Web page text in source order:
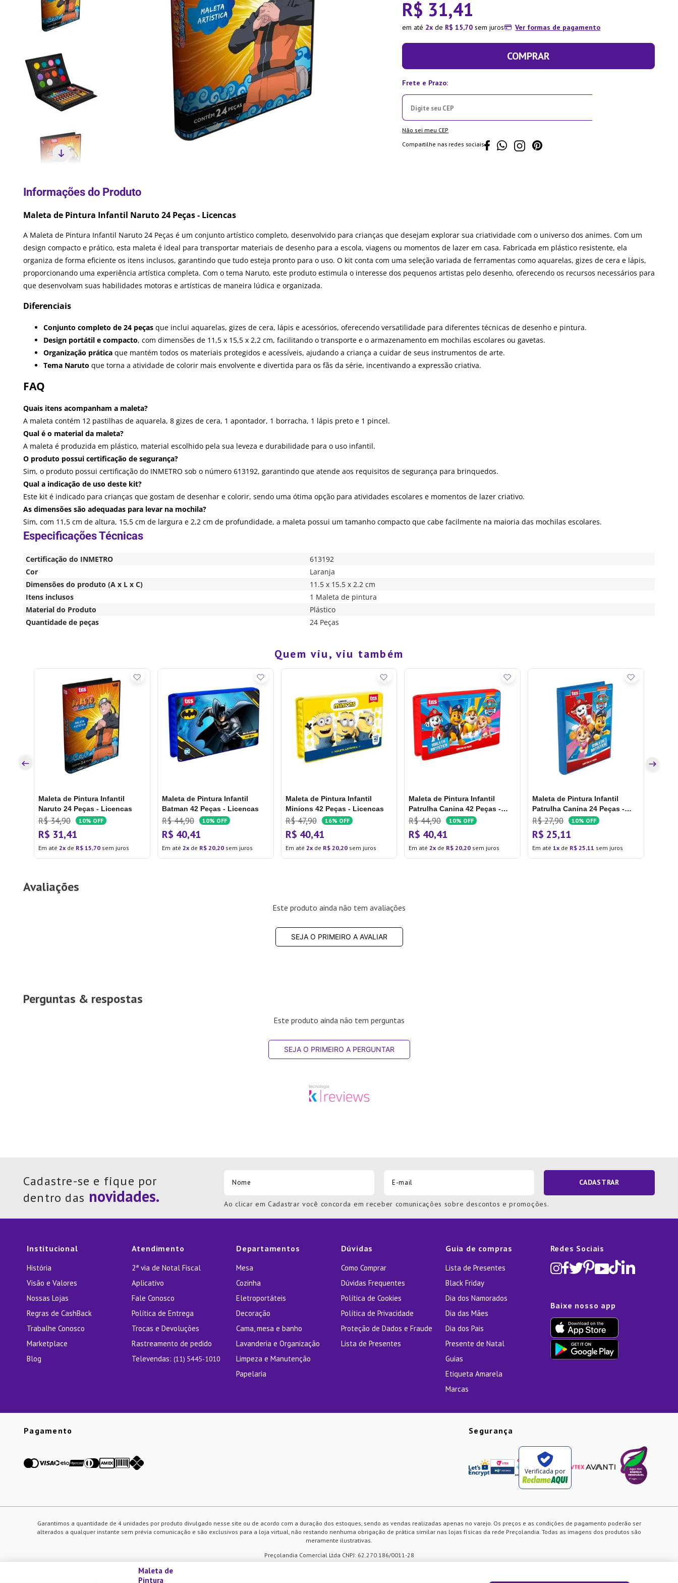
R$ 31,41
em até 2 de R$ 15,70 sem juros Ver formas de pagamento
COMPRAR
Não sei meu CEP
Compartilhe nas redes sociais
Maleta de Pintura Infantil Naruto 24 Peças - Licencas
A Maleta de Pintura Infantil Naruto 24 Peças é um conjunto artístico completo, desenvolvido para crianças que desejam explorar sua criatividade com o universo dos animes. Com um
design compacto e prático, esta maleta é ideal para transportar materiais de desenho para a escola, viagens ou momentos de lazer em casa. Fabricada em plástico resistente, ela
organiza de forma eficiente os itens inclusos, garantindo que tudo esteja pronto para o uso. O kit conta com uma seleção variada de ferramentas como aquarelas, gizes de cera e lápis,
proporcionando uma experiência artística completa. Com o tema Naruto, este produto estimula o interesse dos pequenos artistas pelo desenho, oferecendo os recursos necessários para
que desenvolvam suas habilidades motoras e artísticas de maneira lúdica e organizada.
Diferenciais
Conjunto completo de 24 peças que inclui aquarelas, gizes de cera, lápis e acessórios, oferecendo versatilidade para diferentes técnicas de desenho e pintura.
Design portátil e compacto, com dimensões de 11,5 x 15,5 x 2,2 cm, facilitando o transporte e o armazenamento em mochilas escolares ou gavetas.
Organização prática que mantém todos os materiais protegidos e acessíveis, ajudando a criança a cuidar de seus instrumentos de arte.
Tema Naruto que torna a atividade de colorir mais envolvente e divertida para os fãs da série, incentivando a expressão criativa.
FAQ
Quais itens acompanham a maleta?
A maleta contém 12 pastilhas de aquarela, 8 gizes de cera, 1 apontador, 1 borracha, 1 lápis preto e 1 pincel.
Qual é o material da maleta?
A maleta é produzida em plástico, material escolhido pela sua leveza e durabilidade para o uso infantil.
O produto possui certificação de segurança?
Sim, o produto possui certificação do INMETRO sob o número 613192, garantindo que atende aos requisitos de segurança para brinquedos.
Qual a indicação de uso deste kit?
Este kit é indicado para crianças que gostam de desenhar e colorir, sendo uma ótima opção para atividades escolares e momentos de lazer criativo.
As dimensões são adequadas para levar na mochila?
Sim, com 11,5 cm de altura, 15,5 cm de largura e 2,2 cm de profundidade, a maleta possui um tamanho compacto que cabe facilmente na maioria das mochilas escolares.
Certificação do INMETRO
613192
Cor
Laranja
Dimensões do produto (A x L x C)
11.5 x 15.5 x 2.2 cm
Itens inclusos
1 Maleta de pintura
Material do Produto
Plástico
Quantidade de peças
24 Peças
Maleta de
Pintura
Quem viu, viu também
Maleta de Pintura Infantil
Naruto 24 Peças - Licencas
R$ 34,90 10% OFF
R$ 31,41
Em até 2 de R$ 15,70sem juros
Maleta de Pintura Infantil
Batman 42 Peças - Licencas
R$ 44,90 10% OFF
R$ 40,41
Em até 2 de R$ 20,20sem juros
Maleta de Pintura Infantil
Minions 42 Peças - Licencas
R$ 47,90 16% OFF
R$ 40,41
Em até 2 de R$ 20,20sem juros
Maleta de Pintura Infantil
Patrulha Canina 42 Peças -
Licencas
R$ 44,90 10% OFF
R$ 40,41
Em até 2 de R$ 20,20 sem juros
Maleta de Pintura Infantil
Patrulha Canina 24 Peças -
Licencas
R$ 27,90 10% OFF
R$ 25,11
Em até1 de R$ 25,11 sem juros
Avaliações
Este produto ainda não tem avaliações
SEJA O PRIMEIRO A AVALIAR
Perguntas & respostas
Este produto ainda não tem perguntas
SEJA O PRIMEIRO A PERGUNTAR
Cadastre-se e fique por
dentro das
CADASTRAR
Ao clicar em Cadastrar você concorda em receber comunicações sobre descontos e promoções.
Institucional
História
Visão e Valores
Nossas Lojas
Regras de CashBack
Trabalhe Conosco
Marketplace
Blog
Atendimento
2ª via de Notal Fiscal
Aplicativo
Fale Conosco
Política de Entrega
Trocas e Devoluções
Rastreamento de pedido
Televendas: (11) 5445-1010
Departamentos
Mesa
Cozinha
Eletroportáteis
Decoração
Cama, mesa e banho
Lavanderia e Organização
Limpeza e Manutenção
Papelaria
Dúvidas
Como Comprar
Dúvidas Frequentes
Política de Cookies
Política de Privacidade
Proteção de Dados e Fraude
Lista de Presentes
Guia de compras
Lista de Presentes
Black Friday
Dia dos Namorados
Dia das Mães
Dia dos Pais
Presente de Natal
Guias
Etiqueta Amarela
Marcas
Redes Sociais
Baixe nosso app
Pagamento Segurança
Verificada por
Garantimos a quantidade de 4 unidades por produto divulgado nesse site ou de acordo com a duração dos estoques, sendo as vendas realizadas apenas no varejo. Os preços e as condições de pagamento poderão ser
alterados a qualquer instante sem prévia comunicação e são exclusivos para a loja virtual, não restando nenhuma obrigação de prática similar nas lojas físicas da rede Preçolandia. Todas as imagens dos produtos são
meramente ilustrativas.
Preçolandia Comercial Ltda CNPJ: 62.270.186/0011-28
sac@precolandia.com.br - (11) 5445-1010
10
Lixeira